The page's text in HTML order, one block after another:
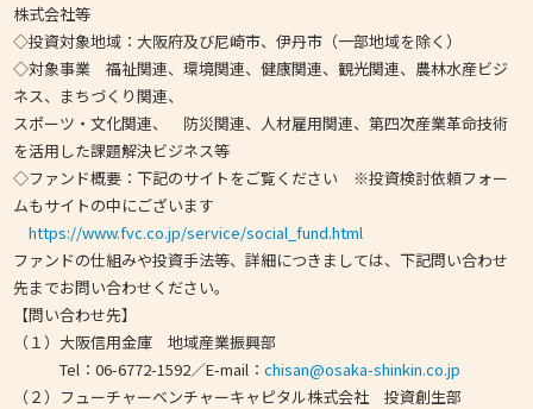
株式会社等
◇投資対象地域：大阪府及び尼崎市、伊丹市（一部地域を除く）
◇対象事業 福祉関連、環境関連、健康関連、観光関連、農林水産ビジ
ネス、まちづくり関連、
スポーツ・文化関連、 防災関連、人材雇用関連、第四次産業革命技術
を活用した課題解決ビジネス等
◇ファンド概要：下記のサイトをご覧ください ※投資検討依頼フォー
ムもサイトの中にございます
https://www.fvc.co.jp/service/social_fund.html
ファンドの仕組みや投資手法等、詳細につきましては、下記問い合わせ
先までお問い合わせください。
【問い合わせ先】
（１）大阪信用金庫 地域産業振興部
Tel：06-6772-1592／E-mail：chisan@osaka-shinkin.co.jp
（２）フューチャーベンチャーキャピタル株式会社 投資創生部